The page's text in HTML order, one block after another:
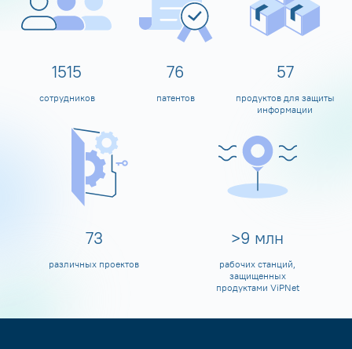
1600
сотрудников
80
патентов
60
продуктов для защиты
информации
80
различных проектов
>10 млн
рабочих станций,
защищенных
продуктами ViPNet